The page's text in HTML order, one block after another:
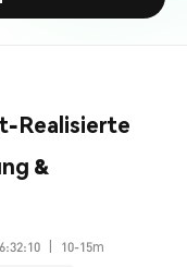
Realisierte
&
10-15m